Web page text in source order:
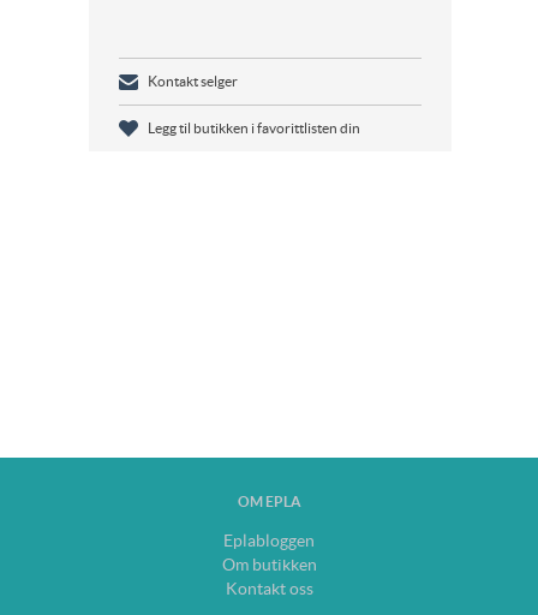
Kontakt selger
Legg til butikken i favorittlisten din
OM EPLA
Eplabloggen
Om butikken
Kontakt oss